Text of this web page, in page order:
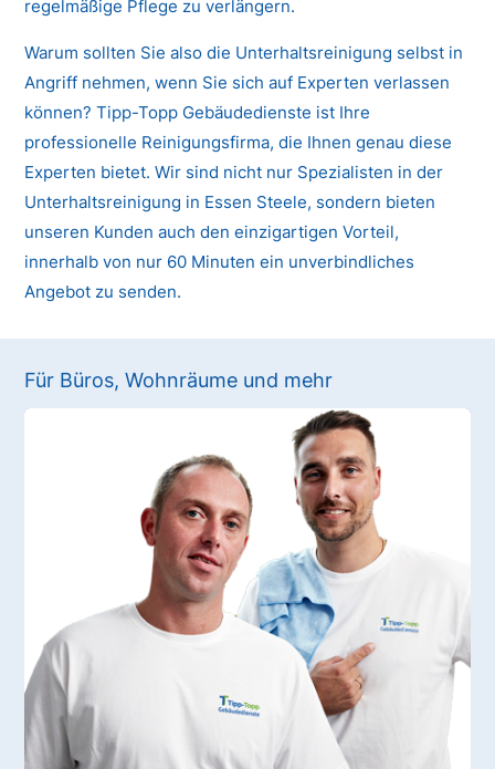
regelmäßige Pflege zu verlängern.
Warum sollten Sie also die Unterhaltsreinigung selbst in
Angriff nehmen, wenn Sie sich auf Experten verlassen
können? Tipp-Topp Gebäudedienste ist Ihre
professionelle Reinigungsfirma, die Ihnen genau diese
Experten bietet. Wir sind nicht nur Spezialisten in der
Unterhaltsreinigung in Essen Steele, sondern bieten
unseren Kunden auch den einzigartigen Vorteil,
innerhalb von nur 60 Minuten ein unverbindliches
Angebot zu senden.
Für Büros, Wohnräume und mehr